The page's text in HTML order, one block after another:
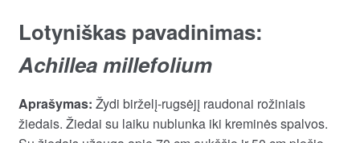
Lotyniškas pavadinimas:
Achillea millefolium
Aprašymas: Žydi birželį-rugsėjį raudonai rožiniais
žiedais. Žiedai su laiku nublunka iki kreminės spalvos.